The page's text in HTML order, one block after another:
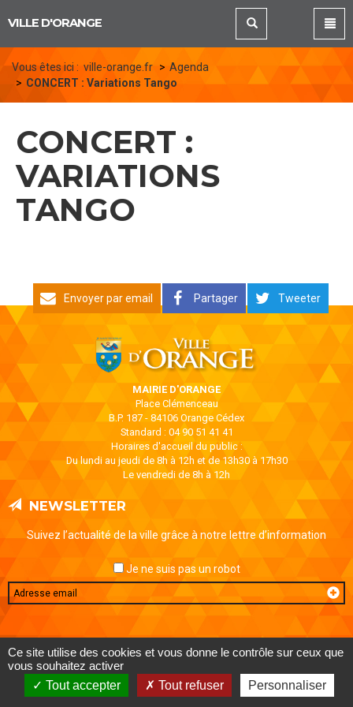
VILLE D'ORANGE
Vous êtes ici : ville-orange.fr
Agenda
CONCERT : Variations Tango
CONCERT :
VARIATIONS
TANGO
Envoyer par email Partager Tweeter
MAIRIE D'ORANGE
Place Clémenceau
B.P. 187 - 84106 Orange Cédex
Standard : 04 90 51 41 41
Horaires d'accueil du public :
Du lundi au jeudi de 8h à 12h et de 13h30 à 17h30
Le vendredi de 8h à 12h
NEWSLETTER
Suivez l’actualité de la ville grâce à notre lettre d’information
Je ne suis pas un robot
Email
MENTIONS LÉGALES DONNÉES PERSONNELLES
AIDE ET ACCESSIBILITÉ
Ce site utilise des cookies et vous donne le contrôle sur ceux que
vous souhaitez activer
Tout accepter
Tout refuser Personnaliser